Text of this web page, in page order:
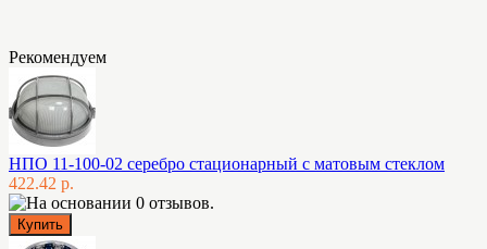
Рекомендуем
НПО 11-100-02 серебро стационарный с матовым стеклом
422.42 р.